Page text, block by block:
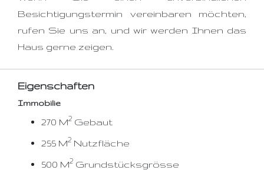
Besichtigungstermin vereinbaren möchten,
rufen Sie uns an, und wir werden Ihnen das
Haus gerne zeigen.
Eigenschaften
Immobilie
270 M2 Gebaut
255 M2 Nutzfläche
500 M2 Grundstücksgrösse